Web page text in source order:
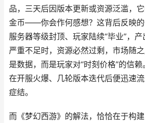
品，三天后因版本更新或资源泛滥，
金币——你会作何感想？这背后反映的
服务器等级封顶、玩家陆续“毕业”，
严重不足时，资源必然过剩，市场随
是数据，而是玩家对“时刻价格”的信
在开服火爆、几轮版本迭代后便迅速
症结。
而《梦幻西游》的解法，恰恰在于构